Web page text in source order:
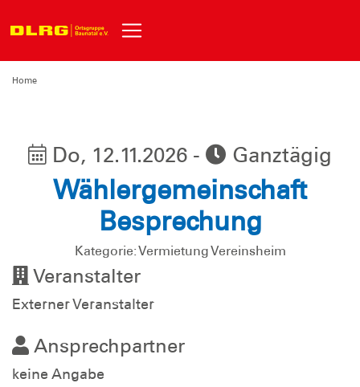
Home
Do, 12.11.2026 - Ganztägig
Wählergemeinschaft
Besprechung
Kategorie: Vermietung Vereinsheim
Veranstalter
Externer Veranstalter
Ansprechpartner
keine Angabe